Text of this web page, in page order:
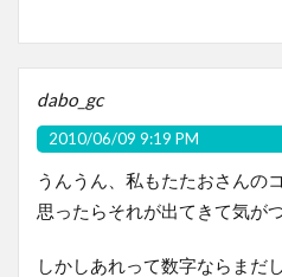
dabo_gc
2010/06/09 9:19 PM
うんうん、私もたたおさんの
思ったらそれが出てきて気が
しかしあれって数字ならまだ